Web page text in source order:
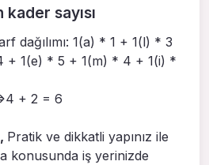
sayısı
dağılımı: 1(a) * 1 + 1(l) * 3
+ 1(e) * 5 + 1(m) * 4 + 1(i) *
+ 2 = 6
Pratik ve dikkatli yapınız ile
konusunda iş yerinizde